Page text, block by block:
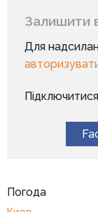
Залишити
Для
Погода